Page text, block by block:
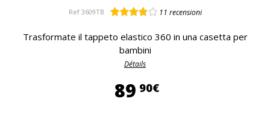
Ref 3609TB 11 recensioni
Trasformate il tappeto elastico 360 in una casetta per
bambini
Détails
89 90€89,90 €